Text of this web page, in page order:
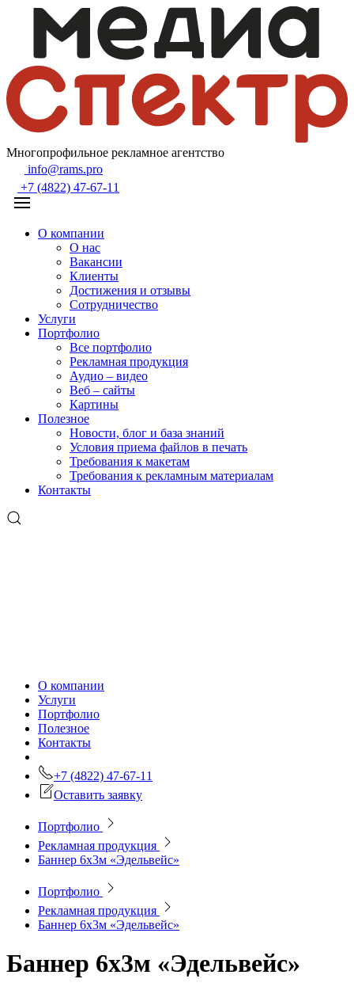
Многопрофильное рекламное агентство
info@rams.pro
+7 (4822) 47-67-11
О компании
О нас
Вакансии
Клиенты
Достижения и отзывы
Сотрудничество
Услуги
Портфолио
Все портфолио
Рекламная продукция
Аудио – видео
Веб – сайты
Картины
Полезное
Новости, блог и база знаний
Условия приема файлов в печать
Требования к макетам
Требования к рекламным материалам
Контакты
О компании
Услуги
Портфолио
Полезное
Контакты
+7 (4822) 47-67-11
Оставить заявку
Портфолио
Рекламная продукция
Баннер 6х3м «Эдельвейс»
Портфолио
Рекламная продукция
Баннер 6х3м «Эдельвейс»
Баннер 6х3м «Эдельвейс»